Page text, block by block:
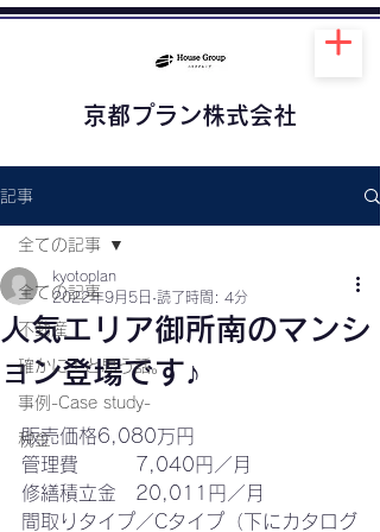
京都プラン株式会社
記事
全ての記事
不動産
確かに！と思う話。
事例-Case study-
税金
全ての記事
人気エリア御所南のマンシ
ョン登場です♪
kyotoplan
2022年9月5日 読了時間: 4分
販売価格6,080万円
管理費　　　7,040円／月
修繕積立金　20,011円／月
間取りタイプ／Cタイプ（下にカタログ